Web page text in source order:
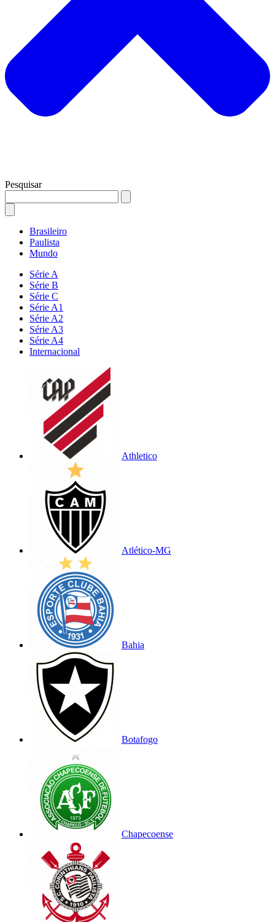
Pesquisar
Brasileiro
Paulista
Mundo
Série A
Série B
Série C
Série A1
Série A2
Série A3
Série A4
Internacional
Athletico
Atlético-MG
Bahia
Botafogo
Chapecoense